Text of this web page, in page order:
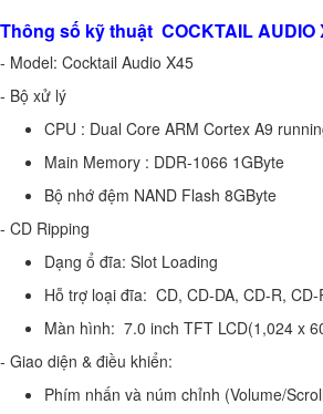
Thông số kỹ thuật COCKTAIL AUDIO
- Model: Cocktail Audio X45
- Bộ xử lý
CPU : Dual Core ARM Cortex A9
Main Memory : DDR-1066 1GByte
Bộ nhớ đệm NAND Flash 8GByte
- CD Ripping
Dạng ổ đĩa: Slot Loading
Hỗ trợ loại đĩa: CD, CD-DA, CD-R, CD-
Màn hình: 7.0 inch TFT LCD(1,024 x
- Giao diện & điều khiển:
Phím nhấn và núm chỉnh (Volume/